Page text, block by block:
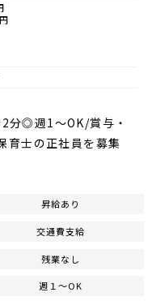
分◎週1～OK/賞与・
育士の正社員を募集
昇給あり
交通費支給
残業なし
週１～OK